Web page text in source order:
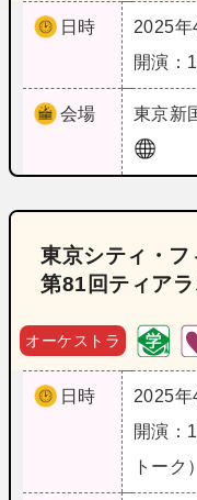
日時
2025年
開演：
会場 東京新
東京シティ・フ
第81回ティア
オーケストラ
日時
2025年
開演：
トーク